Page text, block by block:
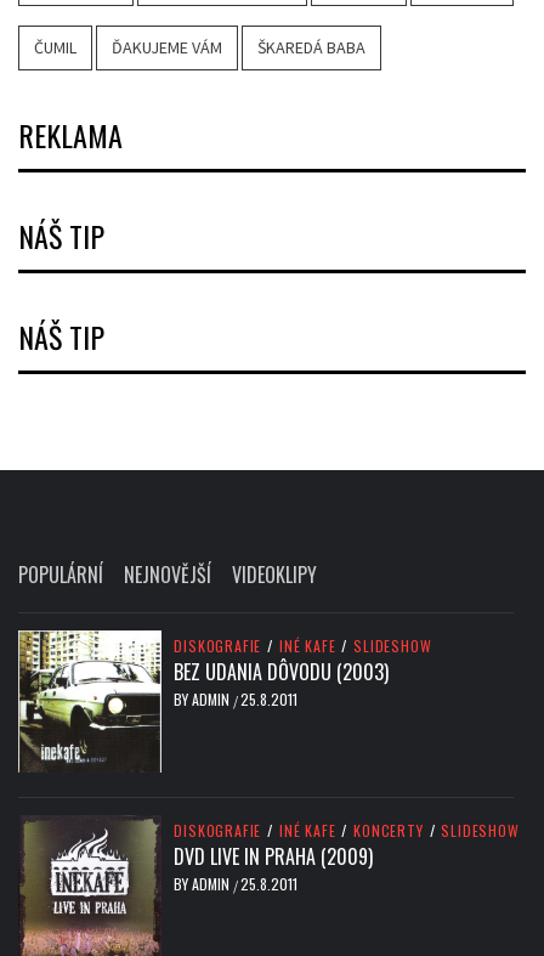
ČUMIL ĎAKUJEME VÁM ŠKAREDÁ BABA
REKLAMA
NÁŠ TIP
NÁŠ TIP
POPULÁRNÍ NEJNOVĚJŠÍ VIDEOKLIPY
DISKOGRAFIE / INÉ KAFE / SLIDESHOW
BEZ UDANIA DÔVODU (2003)
BYADMIN /25.8.2011
DISKOGRAFIE / INÉ KAFE / KONCERTY / SLIDESHOW
DVD LIVE IN PRAHA (2009)
BYADMIN /25.8.2011